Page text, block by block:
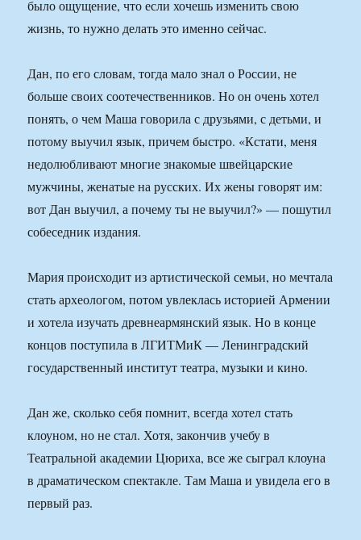
было ощущение, что если хочешь изменить свою
жизнь, то нужно делать это именно сейчас.
Дан, по его словам, тогда мало знал о России, не
больше своих соотечественников. Но он очень хотел
понять, о чем Маша говорила с друзьями, с детьми, и
потому выучил язык, причем быстро. «Кстати, меня
недолюбливают многие знакомые швейцарские
мужчины, женатые на русских. Их жены говорят им:
вот Дан выучил, а почему ты не выучил?» — пошутил
собеседник издания.
Мария происходит из артистической семьи, но мечтала
стать археологом, потом увлеклась историей Армении
и хотела изучать древнеармянский язык. Но в конце
концов поступила в ЛГИТМиК — Ленинградский
государственный институт театра, музыки и кино.
Дан же, сколько себя помнит, всегда хотел стать
клоуном, но не стал. Хотя, закончив учебу в
Театральной академии Цюриха, все же сыграл клоуна
в драматическом спектакле. Там Маша и увидела его в
первый раз.